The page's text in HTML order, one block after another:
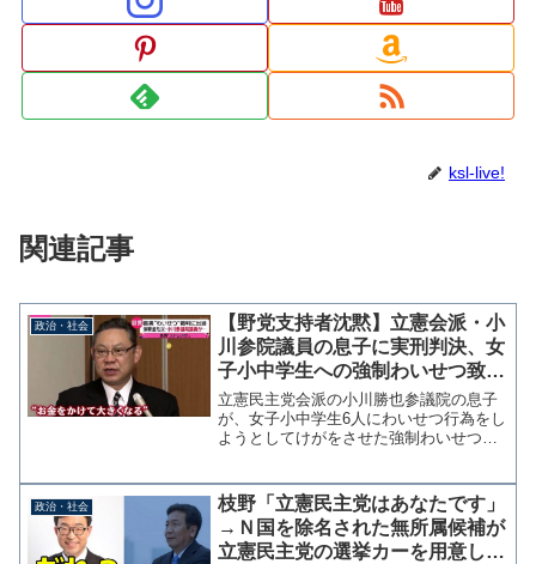
ksl-live!
関連記事
政治・社会
【野党支持者沈黙】立憲会派・小
川参院議員の息子に実刑判決、女
子小中学生への強制わいせつ致傷
など連続6件（保釈中も犯行継
続）で懲役たったの4年？
立憲民主党会派の小川勝也参議院の息子
が、女子小中学生6人にわいせつ行為をし
ようとしてけがをさせた強制わいせつ致
年（求刑・懲役５年）の判決を言い渡し
た。 裁判長は「７カ月...
政治・社会
枝野「立憲民主党はあなたです」
→Ｎ国を除名された無所属候補が
立憲民主党の選挙カーを用意して